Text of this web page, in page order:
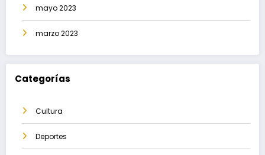
mayo 2023
marzo 2023
Categorías
Cultura
Deportes